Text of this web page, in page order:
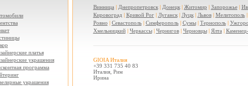
платья
украшения
программа
украшения
Винница | Днепропетровск| Донецк| Житомир | Запорожье|
Кировоград | Кривой Рог| Луганск| Луцк| Львов| Мелитополь|
Ровно | Севастополь| Симферополь| Сумы| Тернополь|
Хмельницкий| Черкассы| Чернигов| Черновцы| Ялта |
GIOIA Италия
+39 331 735 40 83
Италия, Рим
Ирина